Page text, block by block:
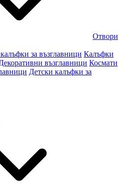
Отвори
за възглавници Калъфки
възглавници Космати
Детски калъфки за